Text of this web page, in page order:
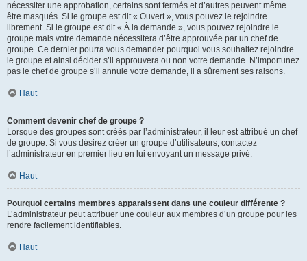
nécessiter une approbation, certains sont fermés et d’autres peuvent même
être masqués. Si le groupe est dit « Ouvert », vous pouvez le rejoindre
librement. Si le groupe est dit « À la demande », vous pouvez rejoindre le
groupe mais votre demande nécessitera d’être approuvée par un chef de
groupe. Ce dernier pourra vous demander pourquoi vous souhaitez rejoindre
le groupe et ainsi décider s’il approuvera ou non votre demande. N’importunez
pas le chef de groupe s’il annule votre demande, il a sûrement ses raisons.
Haut
Comment devenir chef de groupe ?
Lorsque des groupes sont créés par l’administrateur, il leur est attribué un chef
de groupe. Si vous désirez créer un groupe d’utilisateurs, contactez
l’administrateur en premier lieu en lui envoyant un message privé.
Haut
Pourquoi certains membres apparaissent dans une couleur différente ?
L’administrateur peut attribuer une couleur aux membres d’un groupe pour les
rendre facilement identifiables.
Haut